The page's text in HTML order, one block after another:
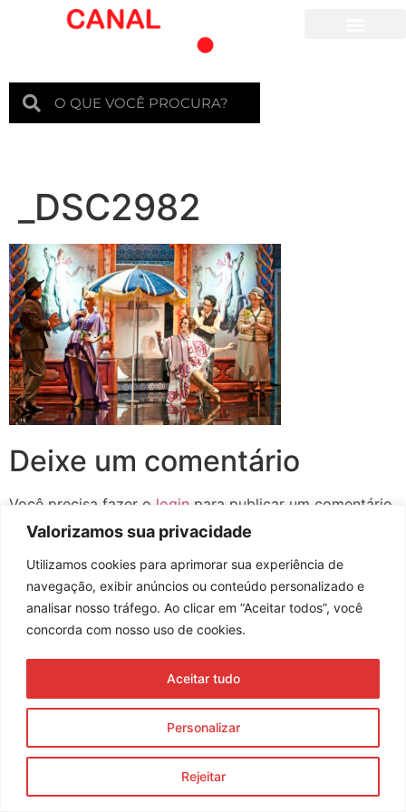
Valorizamos sua privacidade
Utilizamos cookies para aprimorar sua experiência de
navegação, exibir anúncios ou conteúdo personalizado e
analisar nosso tráfego. Ao clicar em “Aceitar todos”, você
concorda com nosso uso de cookies.
Personalizar
Rejeitar
Aceitar tudo
_DSC2982
Deixe um comentário
Você precisa fazer o login para publicar um comentário.
Assine nossa newsletter
© 2023 Morente Forte. Todos os direitos reservados
Política de Privacidade e Termos de Uso